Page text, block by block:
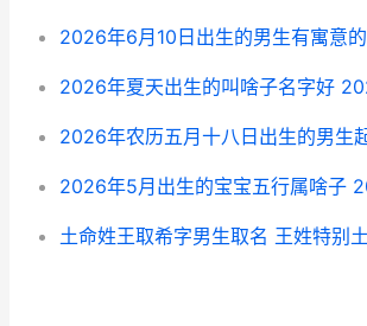
土命姓王取希字男生取名 王姓特别